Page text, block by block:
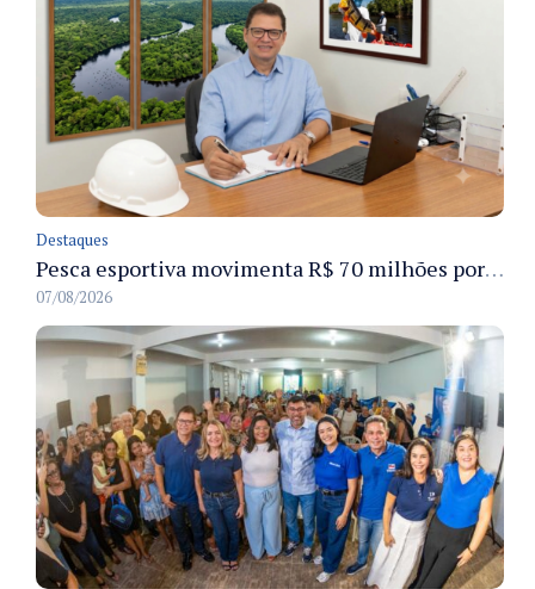
Destaques
Pesca esportiva movimenta R$ 70 milhões por ano e ganha espaço na economia sustentável do Amazonas
07/08/2026